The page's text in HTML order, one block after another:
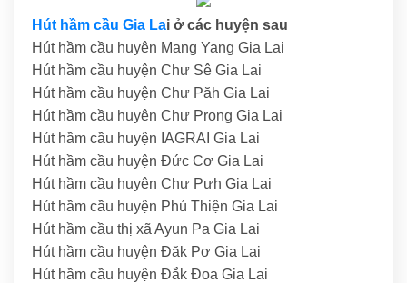
Hút hầm cầu Gia Lai ở các huyện sau
Hút hầm cầu huyện Mang Yang Gia Lai
Hút hầm cầu huyện Chư Sê Gia Lai
Hút hầm cầu huyện Chư Păh Gia Lai
Hút hầm cầu huyện Chư Prong Gia Lai
Hút hầm cầu huyện IAGRAI Gia Lai
Hút hầm cầu huyện Đức Cơ Gia Lai
Hút hầm cầu huyện Chư Pưh Gia Lai
Hút hầm cầu huyện Phú Thiện Gia Lai
Hút hầm cầu thị xã Ayun Pa Gia Lai
Hút hầm cầu huyện Đăk Pơ Gia Lai
Hút hầm cầu huyện Đắk Đoa Gia Lai